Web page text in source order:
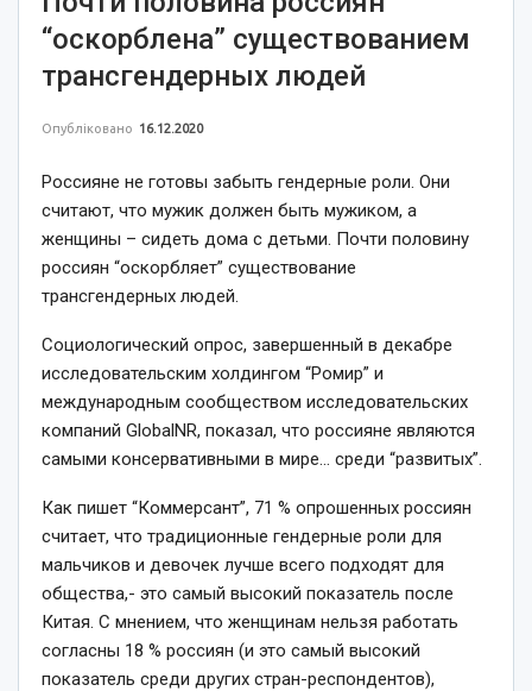
“оскорблена” существованием
трансгендерных людей
Опубліковано 16.12.2020
Россияне не готовы забыть гендерные роли. Они
считают, что мужик должен быть мужиком, а
женщины – сидеть дома с детьми. Почти половину
россиян “оскорбляет” существование
трансгендерных людей.
Социологический опрос, завершенный в декабре
исследовательским холдингом “Ромир” и
международным сообществом исследовательских
компаний GlobalNR, показал, что россияне являются
самыми консервативными в мире… среди “развитых”.
Как пишет “Коммерсант”, 71 % опрошенных россиян
считает, что традиционные гендерные роли для
мальчиков и девочек лучше всего подходят для
общества,- это самый высокий показатель после
Китая. С мнением, что женщинам нельзя работать
согласны 18 % россиян (и это самый высокий
показатель среди других стран-респондентов),